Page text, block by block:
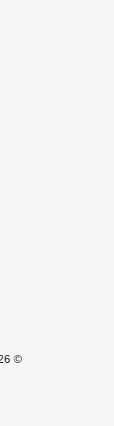
© 2026, Diba Hava Darya Website